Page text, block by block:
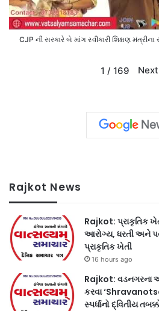
CJP ની સરકારે બે માંગ સ્વીકારી શિક્ષણ મંત્રીના
1 / 169 Next
Rajkot News
Rajkot: પ્રાકૃતિક
આરોગ્ય, ધરતી અને
પ્રાકૃતિક ખેતી
16 hours ago
Rajkot: વડનગરના
કરવા
સ્પર્ધાનો દ્વિતીય